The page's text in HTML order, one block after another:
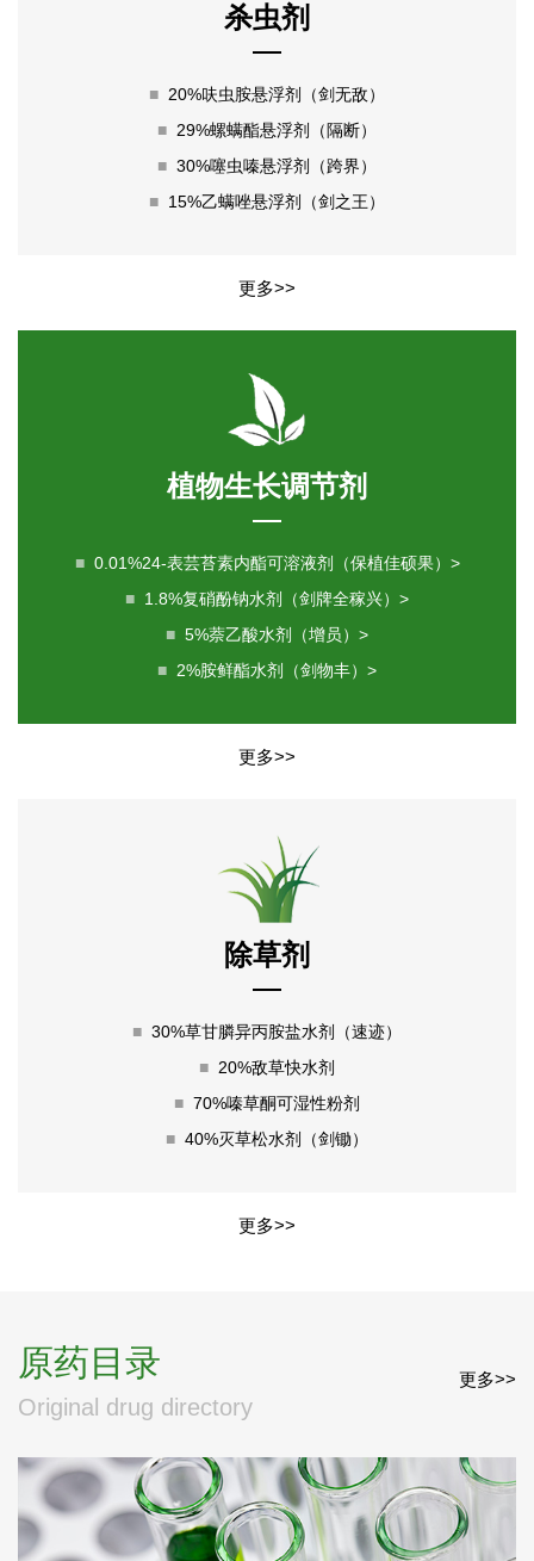
杀虫剂
■ 20%呋虫胺悬浮剂（剑无敌）
■ 29%螺螨酯悬浮剂（隔断）
■ 30%噻虫嗪悬浮剂（跨界）
■ 15%乙螨唑悬浮剂（剑之王）
更多>>
植物生长调节剂
■ 0.01%24-表芸苔素内酯可溶液剂（保植佳硕果）>
■ 1.8%复硝酚钠水剂（剑牌全稼兴）>
■ 5%萘乙酸水剂（增员）>
■ 2%胺鲜酯水剂（剑物丰）>
更多>>
除草剂
■ 30%草甘膦异丙胺盐水剂（速迹）
■ 20%敌草快水剂
■ 70%嗪草酮可湿性粉剂
■ 40%灭草松水剂（剑锄）
更多>>
原药目录
Original drug directory
更多>>